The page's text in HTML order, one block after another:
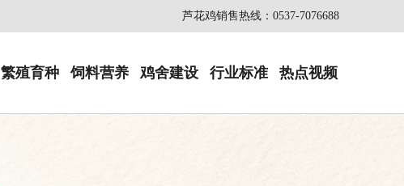
芦花鸡销售热线：0537-7076688
繁殖育种 饲料营养 鸡舍建设 行业标准 热点视频